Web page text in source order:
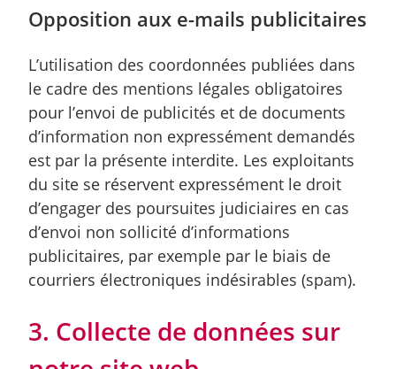
Opposition aux e-mails publicitaires
L’utilisation des coordonnées publiées dans
le cadre des mentions légales obligatoires
pour l’envoi de publicités et de documents
d’information non expressément demandés
est par la présente interdite. Les exploitants
du site se réservent expressément le droit
d’engager des poursuites judiciaires en cas
d’envoi non sollicité d’informations
publicitaires, par exemple par le biais de
courriers électroniques indésirables (spam).
3. Collecte de données sur